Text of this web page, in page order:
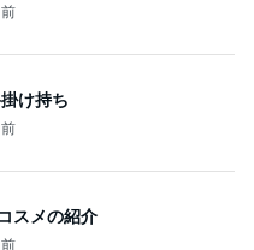
け持ち
スメの紹介